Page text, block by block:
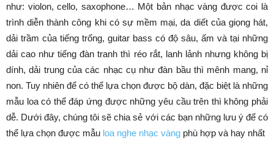
như: violon, cello, saxophone… Một bản nhạc vàng được coi là
trình diễn thành công khi có sự mềm mại, da diết của giọng hát,
dải trầm của tiếng trống, guitar bass có độ sâu, ấm và tại những
dải cao như tiếng đàn tranh thì réo rắt, lanh lảnh nhưng không bị
dính, dải trung của các nhạc cụ như đàn bầu thì mênh mang, nỉ
non. Tuy nhiên để có thể lựa chọn được bộ dàn, đặc biệt là những
mẫu loa có thể đáp ứng được những yêu cầu trên thì không phải
dễ. Dưới đây, chúng tôi sẽ chia sẻ với các bạn những lưu ý để có
thể lựa chọn được mẫu loa nghe nhạc vàng phù hợp và hay nhất